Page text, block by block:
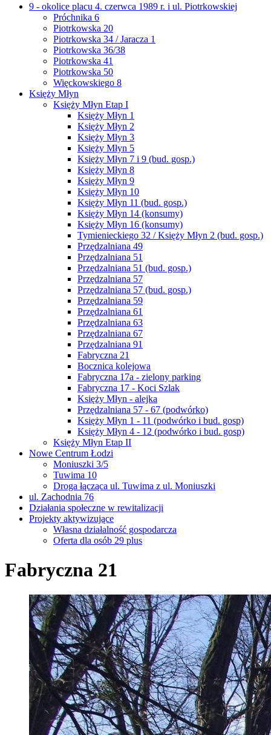
9 - okolice placu 4. czerwca 1989 r. i ul. Piotrkowskiej
Próchnika 6
Piotrkowska 20
Piotrkowska 34 / Jaracza 1
Piotrkowska 36/38
Piotrkowska 41
Piotrkowska 50
Więckowskiego 8
Księży Młyn
Księży Młyn Etap I
Księży Młyn 1
Księży Młyn 2
Księży Młyn 3
Księży Młyn 5
Księży Młyn 7 i 9 (bud. gosp.)
Księży Młyn 8
Księży Młyn 9
Księży Młyn 10
Księży Młyn 11 (bud. gosp.)
Księży Młyn 14 (konsumy)
Księży Młyn 16 (konsumy)
Tymienieckiego 32 / Księży Młyn 2 (bud. gosp.)
Przędzalniana 49
Przędzalniana 51
Przędzalniana 51 (bud. gosp.)
Przędzalniana 57
Przędzalniana 57 (bud. gosp.)
Przędzalniana 59
Przędzalniana 61
Przędzalniana 63
Przędzalniana 67
Przędzalniana 91
Fabryczna 21
Bocznica kolejowa
Fabryczna 17a - zielony parking
Fabryczna 17 - Koci Szlak
Księży Młyn - alejka
Przędzalniana 57 - 67 (podwórko)
Księży Młyn 1 - 11 (podwórko i bud. gosp)
Księży Młyn 4 - 12 (podwórko i bud. gosp)
Księży Młyn Etap II
Nowe Centrum Łodzi
Moniuszki 3/5
Tuwima 10
Droga łącząca ul. Tuwima z ul. Moniuszki
ul. Zachodnia 76
Działania społeczne w rewitalizacji
Projekty aktywizujące
Własna działalność gospodarcza
Oferta dla osób 29 plus
Fabryczna 21